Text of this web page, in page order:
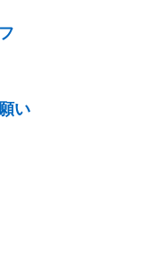
い